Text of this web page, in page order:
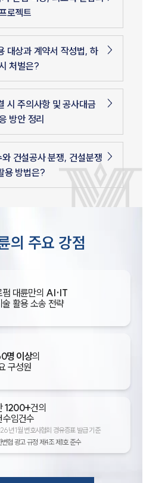
로젝트
대상과 계약서 작성법, 하
처벌은?
시 주의사항 및 공사대금
방안 정리
와 건설공사 분쟁, 건설분쟁
용 방법은?
의 주요 강점
펌 대륜만의 AI·IT
술 활용 소송 전략
명 이상의
구성원
1200+건의
수임건수
년 1월 변호사협회 경유증표 발급 기준
협 광고 규정 제4조 제1호 준수